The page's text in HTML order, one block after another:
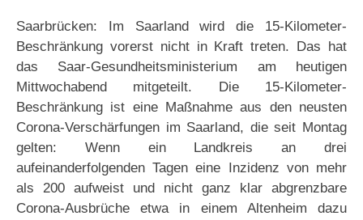
Saarbrücken: Im Saarland wird die 15-Kilometer-
Beschränkung vorerst nicht in Kraft treten. Das hat
das Saar-Gesundheitsministerium am heutigen
Mittwochabend mitgeteilt. Die 15-Kilometer-
Beschränkung ist eine Maßnahme aus den neusten
Corona-Verschärfungen im Saarland, die seit Montag
gelten: Wenn ein Landkreis an drei
aufeinanderfolgenden Tagen eine Inzidenz von mehr
als 200 aufweist und nicht ganz klar abgrenzbare
Corona-Ausbrüche etwa in einem Altenheim dazu